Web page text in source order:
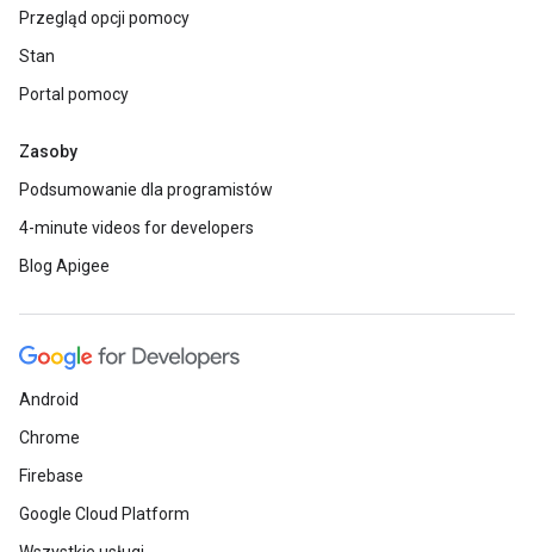
Przegląd opcji pomocy
Stan
Portal pomocy
Zasoby
Podsumowanie dla programistów
4-minute videos for developers
Blog Apigee
Android
Chrome
Firebase
Google Cloud Platform